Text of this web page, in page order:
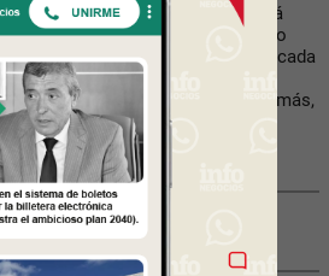
especial sobre lo que está
que el MACA ha tenido mucho
que vamos por buen camino, y cada
uruguayos a nivel
haciéndose conocer cada vez más,
Pelé Nud, Guillermo García
uruguayos destacados.
tus amigos de